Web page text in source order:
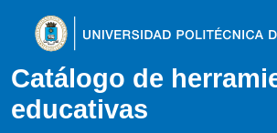
Catálogo de
educativas